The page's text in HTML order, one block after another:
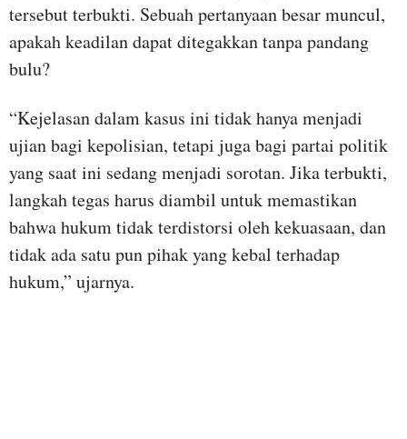
tersebut terbukti. Sebuah pertanyaan besar muncul,
apakah keadilan dapat ditegakkan tanpa pandang
bulu?
“Kejelasan dalam kasus ini tidak hanya menjadi
ujian bagi kepolisian, tetapi juga bagi partai politik
yang saat ini sedang menjadi sorotan. Jika terbukti,
langkah tegas harus diambil untuk memastikan
bahwa hukum tidak terdistorsi oleh kekuasaan, dan
tidak ada satu pun pihak yang kebal terhadap
hukum,” ujarnya.